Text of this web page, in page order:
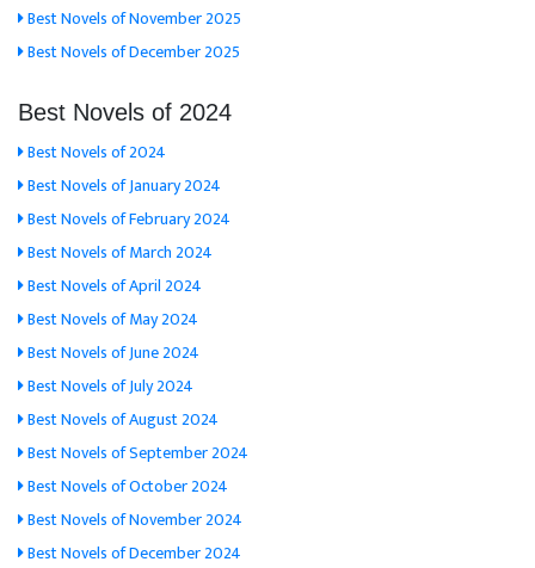
Best Novels of November 2025
Best Novels of December 2025
Best Novels of 2024
Best Novels of 2024
Best Novels of January 2024
Best Novels of February 2024
Best Novels of March 2024
Best Novels of April 2024
Best Novels of May 2024
Best Novels of June 2024
Best Novels of July 2024
Best Novels of August 2024
Best Novels of September 2024
Best Novels of October 2024
Best Novels of November 2024
Best Novels of December 2024